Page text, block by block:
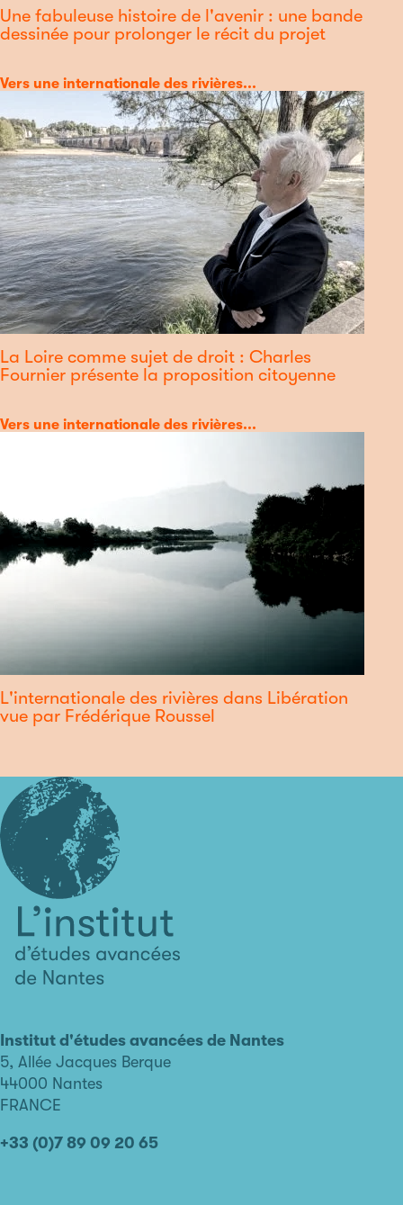
Une fabuleuse histoire de l'avenir : une bande
dessinée pour prolonger le récit du projet
Catégorie
Vers une internationale des rivières...
La Loire comme sujet de droit : Charles
Fournier présente la proposition citoyenne
Catégorie
Vers une internationale des rivières...
L'internationale des rivières dans Libération
vue par Frédérique Roussel
avancées
de
Nantes
Institut d'études avancées de Nantes
5, Allée Jacques Berque
44000 Nantes
FRANCE
+33 (0)7 89 09 20 65